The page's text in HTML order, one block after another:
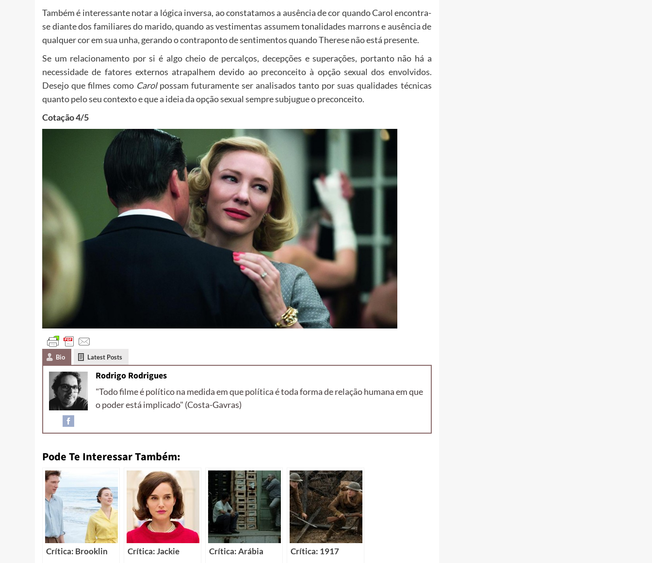
Também é interessante notar a lógica inversa, ao constatamos a ausência de cor quando Carol encontra-
se diante dos familiares do marido, quando as vestimentas assumem tonalidades marrons e ausência de
qualquer cor em sua unha, gerando o contraponto de sentimentos quando Therese não está presente.
Se um relacionamento por si é algo cheio de percalços, decepções e superações, portanto não há a
necessidade de fatores externos atrapalhem devido ao preconceito à opção sexual dos envolvidos.
Desejo que filmes como Carolpossam futuramente ser analisados tanto por suas qualidades técnicas
quanto pelo seu contexto e que a ideia da opção sexual sempre subjugue o preconceito.
Cotação 4/5
Bio Latest Posts
Rodrigo Rodrigues
"Todo filme é político na medida em que política é toda forma de relação humana em que
o poder está implicado" (Costa-Gavras)
Pode Te Interessar Também:
Crítica: Brooklin Crítica: Jackie Crítica: Arábia Crítica: 1917